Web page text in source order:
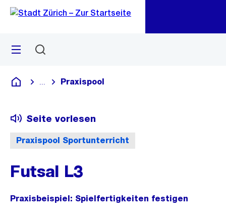
Navigation
Sprunglink
Menü
Deutsch
Blende alle Breadcrumbs ein
Praxispool
Praxispool Sportunterricht
Seite vorlesen
Futsal L3
Praxisbeispiel: Spielfertigkeiten festigen